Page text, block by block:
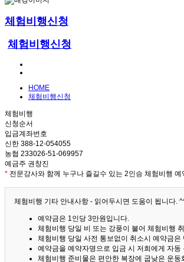
체험비행신청
체험비행신청
HOME
체험비행신청
체험비행
신청순서
입금계좌번호
신한 388-12-054055
농협 233026-51-069957
예금주 권창진
* 전문강사와 함께 누구나 즐길수 있는 2인승 체험비행 예
체험비행 기타 안내사항 - 읽어두시면 도움이 됩니다.
예약금은 1인당 3만원입니다.
체험비행 당일 비 또는 강풍이 불어 체험비행
체험비행 당일 사전 통보없이 취소시 예약금은
예약금을 예약자명으로 입금 시 저희에게 자
체험비행 준비물은 편안한 복장에 굽낮은 운